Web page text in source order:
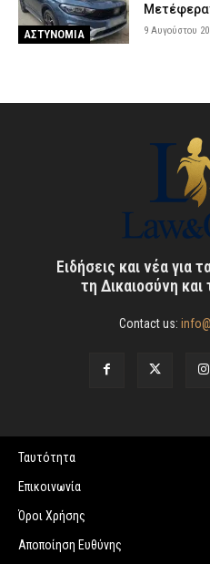
ΑΣΤΥΝΟΜΙΑ 9 Αυγούστου
Ειδήσεις και νέα για
τη Δικαιοσύνη και
Contact us:
Ταυτότητα
Επικοινωνία
Όροι Χρήσης
Αποποίηση Ευθύνης